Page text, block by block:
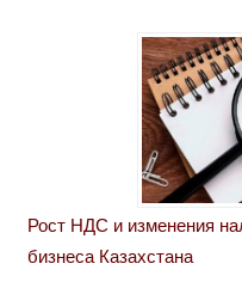
Рост НДС и изменения
бизнеса Казахстана